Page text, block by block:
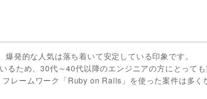
発的な人気は落ち着いて安定している印象です。
るため、30代～40代以降のエンジニアの方にとって
レームワーク「Ruby on Rails」を使った案件は多く